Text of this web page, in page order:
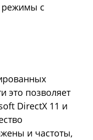
режимы с
это позволяет
DirectX 11 и
и частоты,